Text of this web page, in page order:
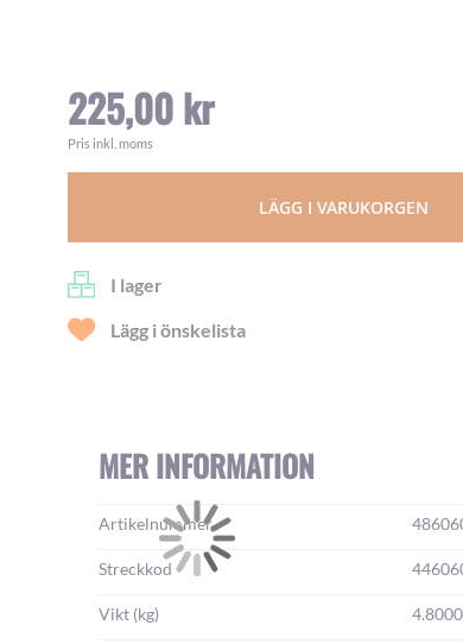
225,00 kr
Pris inkl. moms
LÄGG I VARUKORGEN
I lager
Lägg i önskelista
MER INFORMATION
Mer
information:
Artikelnummer
Streckkod
Vikt (kg)